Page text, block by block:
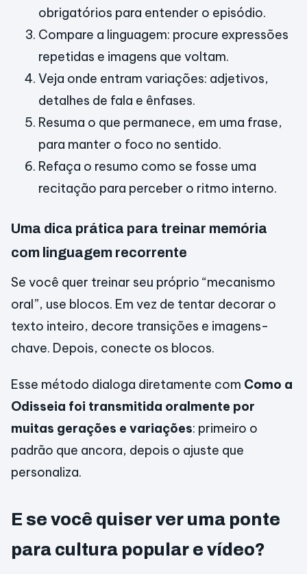
obrigatórios para entender o episódio.
Compare a linguagem: procure expressões
repetidas e imagens que voltam.
Veja onde entram variações: adjetivos,
detalhes de fala e ênfases.
Resuma o que permanece, em uma frase,
para manter o foco no sentido.
Refaça o resumo como se fosse uma
recitação para perceber o ritmo interno.
Uma dica prática para treinar memória
com linguagem recorrente
Se você quer treinar seu próprio “mecanismo
oral”, use blocos. Em vez de tentar decorar o
texto inteiro, decore transições e imagens-
chave. Depois, conecte os blocos.
Esse método dialoga diretamente com Como a
Odisseia foi transmitida oralmente por
muitas gerações e variações: primeiro o
padrão que ancora, depois o ajuste que
personaliza.
E se você quiser ver uma ponte
para cultura popular e vídeo?